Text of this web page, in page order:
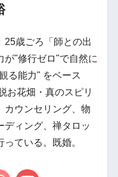
25歳ごろ「師との出
が"修行ゼロ"で自然に
る能力" をベース
お花畑・真のスピリ
カウンセリング、物
ディング、禅タロッ
ている。既婚。